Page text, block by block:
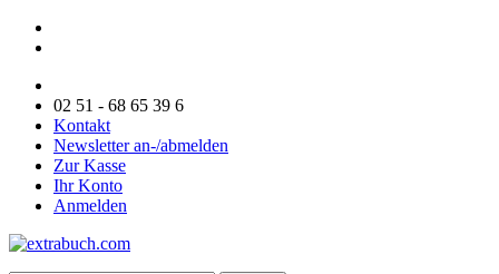
02 51 - 68 65 39 6
Kontakt
Newsletter an-/abmelden
Zur Kasse
Ihr Konto
Anmelden